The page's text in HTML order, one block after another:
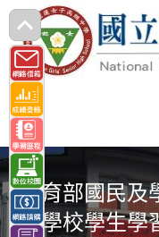
跳
轉
至
主
要
內
容 教育部國民及
等學校學生學